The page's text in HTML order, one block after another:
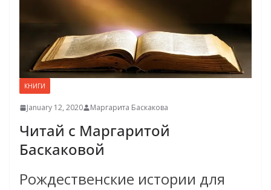
КНИГИ
January 12, 2020 Маргарита Баскакова
Читай с Маргаритой
Баскаковой
Рождественские истории для